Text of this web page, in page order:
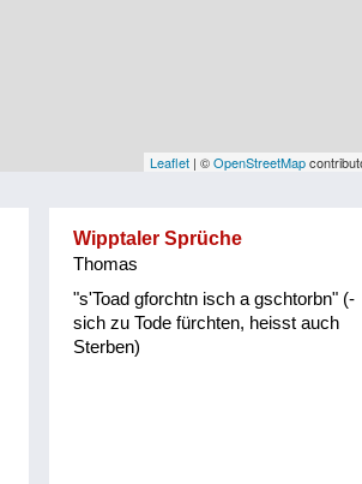
Leaflet | ©OpenStreetMap
Wipptaler Sprüche
Thomas
"s'Toad gforchtn isch a gschtorbn" (-
sich zu Tode fürchten, heisst auch
Sterben)